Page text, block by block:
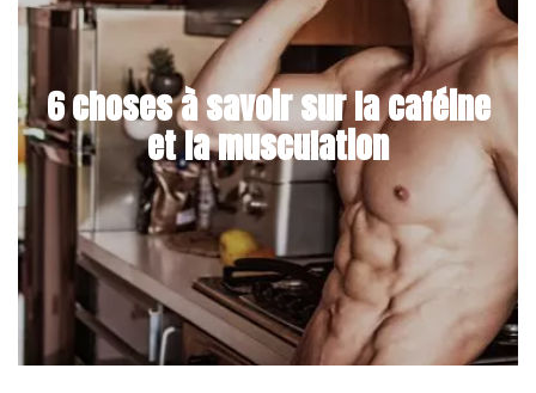
6 choses à savoir sur la caféine
et la musculation